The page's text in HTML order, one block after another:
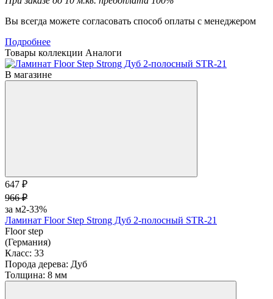
Вы всегда можете согласовать способ оплаты с менеджером
Подробнее
Товары коллекции Аналоги
В магазине
647 ₽
966 ₽
за м2-33%
Ламинат Floor Step Strong Дуб 2-полосный STR-21
Floor step
(Германия)
Класс: 33
Порода дерева: Дуб
Толщина: 8 мм